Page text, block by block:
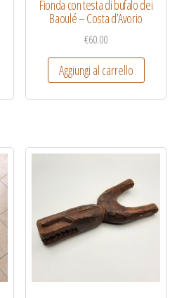
Fionda con testa di bufalo dei
Baoulé – Costa d’Avorio
€60.00
Aggiungi al carrello